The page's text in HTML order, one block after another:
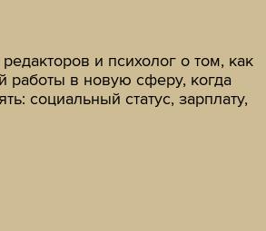
и психолог о том, как
работы в новую сферу, когда
социальный статус, зарплату,